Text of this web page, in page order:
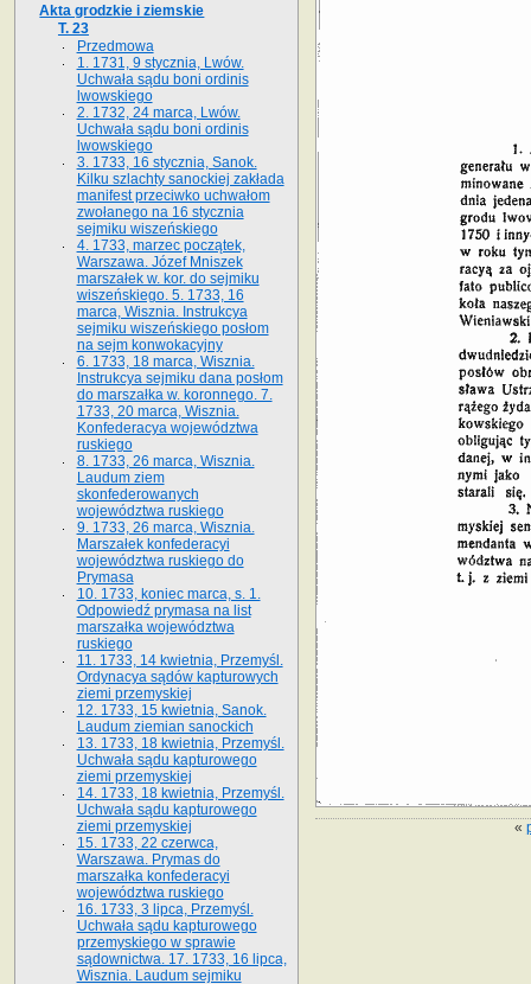
«
Akta grodzkie i ziemskie
T. 23
Przedmowa
1. 1731, 9 stycznia, Lwów.
Uchwała sądu boni ordinis
lwowskiego
2. 1732, 24 marca, Lwów.
Uchwała sądu boni ordinis
lwowskiego
3. 1733, 16 stycznia, Sanok.
Kilku szlachty sanockiej zakłada
manifest przeciwko uchwałom
zwołanego na 16 stycz­nia
sejmiku wiszeńskiego
4. 1733, marzec początek,
Warszawa. Józef Mniszek
marszałek w. kor. do sejmiku
wiszeńskiego. 5. 1733, 16
marca, Wisznia. Instrukcya
sejmiku wiszeńskiego posłom
na sejm konwokacyjny
6. 1733, 18 marca, Wisznia.
Instrukcya sejmiku dana posłom
do marszałka w. koronnego. 7.
1733, 20 marca, Wisznia.
Konfederacya województwa
ruskiego
8. 1733, 26 marca, Wisznia.
Laudum ziem
skonfederowanych
województwa ruskiego
9. 1733, 26 marca, Wisznia.
Marszałek konfederacyi
województwa ruskiego do
Prymasa
10. 1733, koniec marca, s. 1.
Odpowiedź prymasa na list
marszałka województwa
ruskiego
11. 1733, 14 kwietnia, Przemyśl.
Ordynacya sądów kapturowych
ziemi przemyskiej
12. 1733, 15 kwietnia, Sanok.
Laudum ziemian sanockich
13. 1733, 18 kwietnia, Przemyśl.
Uchwała sądu kapturowego
ziemi przemyskiej
14. 1733, 18 kwietnia, Przemyśl.
Uchwała sądu kapturowego
ziemi przemyskiej
15. 1733, 22 czerwca,
Warszawa. Prymas do
marszałka konfederacyi
województwa ruskiego
16. 1733, 3 lipca, Przemyśl.
Uchwała sądu kapturowego
przemyskiego w sprawie
sądownictwa. 17. 1733, 16 lipca,
Wisznia. Laudum sejmiku